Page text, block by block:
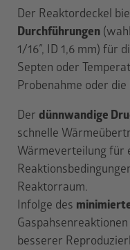
Der Reaktordeckel
Durchführungen
1/16″, ID 1,6 mm) für
Septen oder
Probenahme oder
Der dünnwandige
schnelle
Wärmeverteilung für
Reaktorraum.
Infolge des
besserer